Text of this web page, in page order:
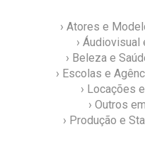
› Atores e
›
› Beleza e
› Escolas e
› Locações
› Outros
› Produção e